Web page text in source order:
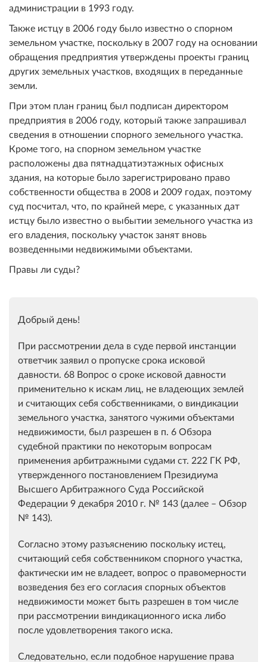
администрации в 1993 году.
Также истцу в 2006 году было известно о спорном
земельном участке, поскольку в 2007 году на основании
обращения предприятия утверждены проекты границ
других земельных участков, входящих в переданные
земли.
При этом план границ был подписан директором
предприятия в 2006 году, который также запрашивал
сведения в отношении спорного земельного участка.
Кроме того, на спорном земельном участке
расположены два пятнадцатиэтажных офисных
здания, на которые было зарегистрировано право
собственности общества в 2008 и 2009 годах, поэтому
суд посчитал, что, по крайней мере, с указанных дат
истцу было известно о выбытии земельного участка из
его владения, поскольку участок занят вновь
возведенными недвижимыми объектами.
Правы ли суды?
Добрый день!
При рассмотрении дела в суде первой инстанции
ответчик заявил о пропуске срока исковой
давности. 68 Вопрос о сроке исковой давности
применительно к искам лиц, не владеющих землей
и считающих себя собственниками, о виндикации
земельного участка, занятого чужими объектами
недвижимости, был разрешен в п. 6 Обзора
судебной практики по некоторым вопросам
применения арбитражными судами ст. 222 ГК РФ,
утвержденного постановлением Президиума
Высшего Арбитражного Суда Российской
Федерации 9 декабря 2010 г. № 143 (далее – Обзор
№ 143).
Согласно этому разъяснению поскольку истец,
считающий себя собственником спорного участка,
фактически им не владеет, вопрос о правомерности
возведения без его согласия спорных объектов
недвижимости может быть разрешен в том числе
при рассмотрении виндикационного иска либо
после удовлетворения такого иска.
Следовательно, если подобное нарушение права